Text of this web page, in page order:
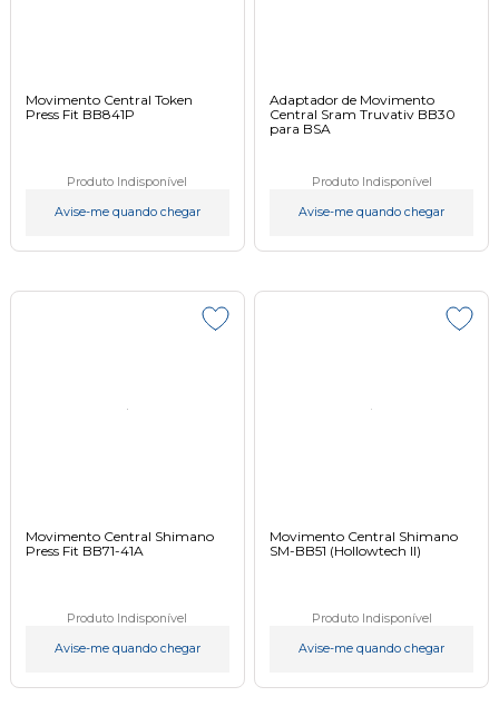
Movimento Central Token
Press Fit BB841P
Produto Indisponível
Avise-me quando chegar
Adaptador de Movimento
Central Sram Truvativ BB30
para BSA
Produto Indisponível
Avise-me quando chegar
Movimento Central Shimano
Press Fit BB71-41A
Produto Indisponível
Avise-me quando chegar
Movimento Central Shimano
SM-BB51 (Hollowtech II)
Produto Indisponível
Avise-me quando chegar